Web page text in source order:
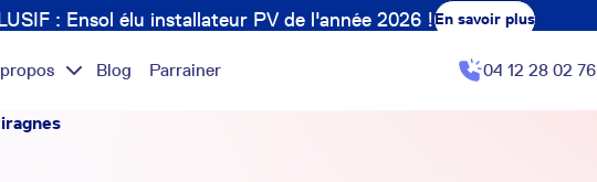
: Ensol élu installateur PV de l'année 2026 !En savoir plus
Blog Parrainer 04 12 28 02 76